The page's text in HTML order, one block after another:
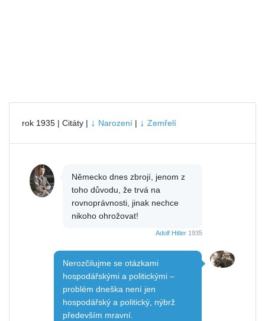
rok 1935 | Citáty | ↓ Narození | ↓ Zemřelí
Německo dnes zbrojí, jenom z
toho důvodu, že trvá na
rovnoprávnosti, jinak nechce
nikoho ohrožovat!
Adolf Hitler 1935
Nerozčilujme se otázkami
hospodářskými a politickými –
problém dneška není jen
hospodářský a politický, nýbrž
především mravní.